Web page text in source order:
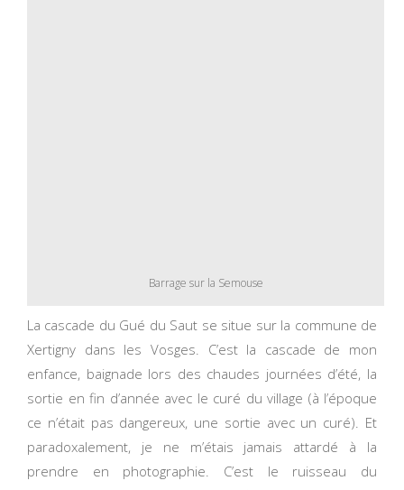
Barrage sur la Semouse
La cascade du Gué du Saut se situe sur la commune de
Xertigny dans les Vosges. C’est la cascade de mon
enfance, baignade lors des chaudes journées d’été, la
sortie en fin d’année avec le curé du village (à l’époque
ce n’était pas dangereux, une sortie avec un curé). Et
paradoxalement, je ne m’étais jamais attardé à la
prendre en photographie. C’est le ruisseau du